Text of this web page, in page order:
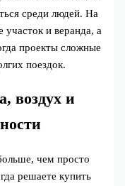
среди людей. На
участок и веранда, а
проекты сложные
поездок.
воздух и
чем просто
решаете купить